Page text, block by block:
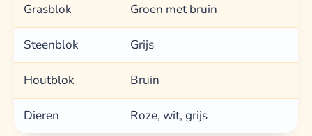
Grasblok Groen met bruin
Steenblok Grijs
Houtblok Bruin
Dieren Roze, wit, grijs